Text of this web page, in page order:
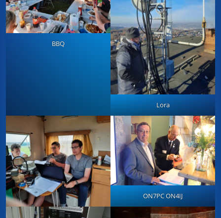
BBQ
Lora
ON7PC ON4IJ